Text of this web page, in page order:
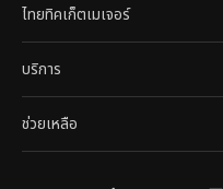
ไทยทิคเก็ตเมเจอร์
บริการ
ช่วยเหลือ